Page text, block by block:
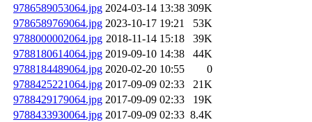
9786589053064.jpg 2024-03-14 13:38 309K
9786589769064.jpg 2023-10-17 19:21
53K
9788000002064.jpg 2018-11-14 15:18
39K
9788180614064.jpg 2019-09-10 14:38
44K
9788184489064.jpg 2020-02-20 10:55
0
9788425221064.jpg 2017-09-09 02:33
21K
9788429179064.jpg 2017-09-09 02:33
19K
9788433930064.jpg 2017-09-09 02:33 8.4K